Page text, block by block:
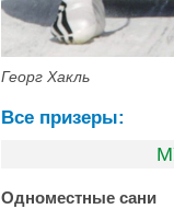
Георг Хакль
Все призеры:
Одноместные сани